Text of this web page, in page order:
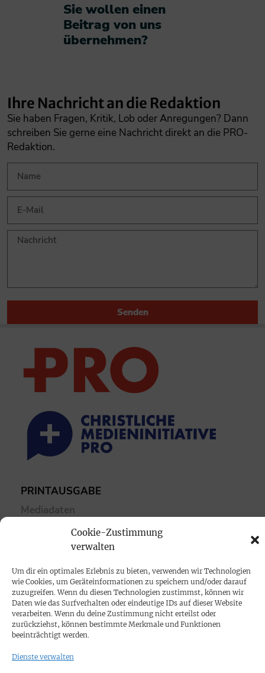
Cookie-Zustimmung
verwalten
Um dir ein optimales Erlebnis zu bieten, verwenden wir Technologien
wie Cookies, um Geräteinformationen zu speichern und/oder darauf
zuzugreifen. Wenn du diesen Technologien zustimmst, können wir
Daten wie das Surfverhalten oder eindeutige IDs auf dieser Website
verarbeiten. Wenn du deine Zustimmung nicht erteilst oder
zurückziehst, können bestimmte Merkmale und Funktionen
beeinträchtigt werden.
Dienste verwalten
Sie wollen einen
Beitrag von uns
übernehmen?​
Ihre Nachricht an die Redaktion
Sie haben Fragen, Kritik, Lob oder Anregungen? Dann
schreiben Sie gerne eine Nachricht direkt an die PRO-
Redaktion.
Senden
PRINTAUSGABE
Mediadaten
PROKOMPAKT
SPENDEN
Datenschutz